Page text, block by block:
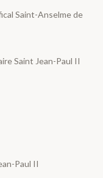
Saint-Anselme de
Saint Jean-Paul II
Paul II